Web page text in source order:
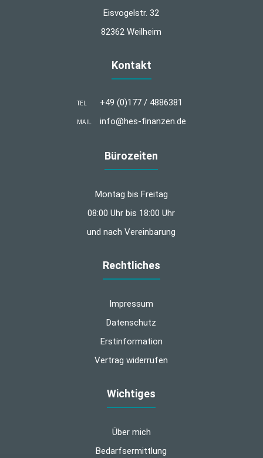
Eisvogelstr. 32
82362 Weilheim
Kontakt
TEL +49 (0)177 / 4886381
MAIL info@hes-finanzen.de
Bürozeiten
Montag bis Freitag
08:00 Uhr bis 18:00 Uhr
und nach Vereinbarung
Rechtliches
Impressum
Datenschutz
Erstinformation
Vertrag widerrufen
Wichtiges
Über mich
Bedarfsermittlung